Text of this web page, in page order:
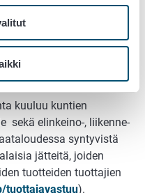
tulisi liittyä pakkausten
Pakkauskierrätys
valvonta
kuuluu kuntien
sekä elinkeino-, liikenne-
syntyvistä
jätteitä, joiden
tuotteiden tuottajien
tuottajavastuu).